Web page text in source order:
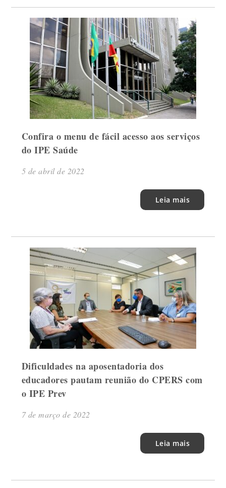
Confira o menu de fácil acesso aos serviços
do IPE Saúde
5 de abril de 2022
Leia mais
Dificuldades na aposentadoria dos
educadores pautam reunião do CPERS com
o IPE Prev
7 de março de 2022
Leia mais